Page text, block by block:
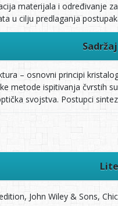
materijala i određivanje
u cilju predlaganja
– osnovni principi
metode ispitivanja čvrstih
svojstva. Postupci
John Wiley & Sons,